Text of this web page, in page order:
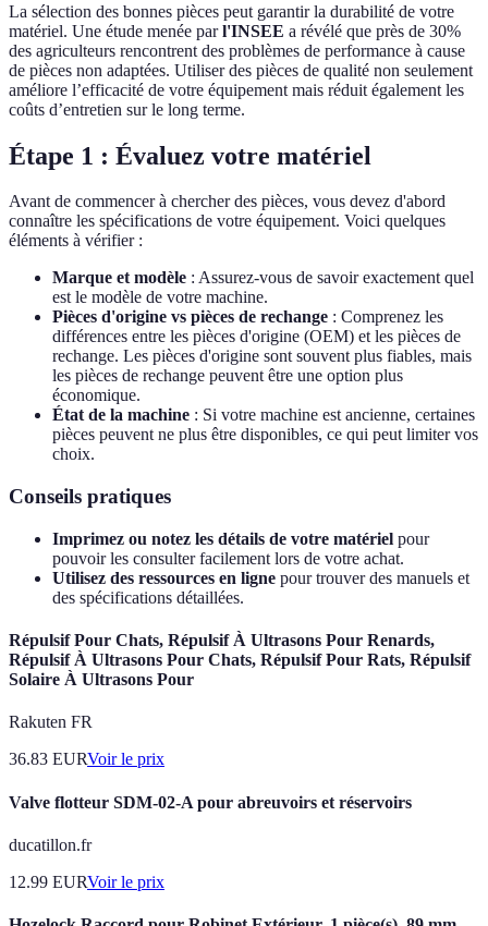
La sélection des bonnes pièces peut garantir la durabilité de votre
matériel. Une étude menée parl'INSEE a révélé que près de 30%
des agriculteurs rencontrent des problèmes de performance à cause
de pièces non adaptées. Utiliser des pièces de qualité non seulement
améliore l’efficacité de votre équipement mais réduit également les
coûts d’entretien sur le long terme.
Étape 1 : Évaluez votre matériel
Avant de commencer à chercher des pièces, vous devez d'abord
connaître les spécifications de votre équipement. Voici quelques
éléments à vérifier :
Marque et modèle : Assurez-vous de savoir exactement quel
est le modèle de votre machine.
Pièces d'origine vs pièces de rechange : Comprenez les
différences entre les pièces d'origine (OEM) et les pièces de
rechange. Les pièces d'origine sont souvent plus fiables, mais
les pièces de rechange peuvent être une option plus
économique.
État de la machine : Si votre machine est ancienne, certaines
pièces peuvent ne plus être disponibles, ce qui peut limiter vos
choix.
Conseils pratiques
Imprimez ou notez les détails de votre matériel pour
pouvoir les consulter facilement lors de votre achat.
Utilisez des ressources en ligne pour trouver des manuels et
des spécifications détaillées.
Répulsif Pour Chats, Répulsif À Ultrasons Pour Renards,
Répulsif À Ultrasons Pour Chats, Répulsif Pour Rats, Répulsif
Solaire À Ultrasons Pour
Rakuten FR
36.83 EURVoir le prix
Valve flotteur SDM-02-A pour abreuvoirs et réservoirs
ducatillon.fr
12.99 EURVoir le prix